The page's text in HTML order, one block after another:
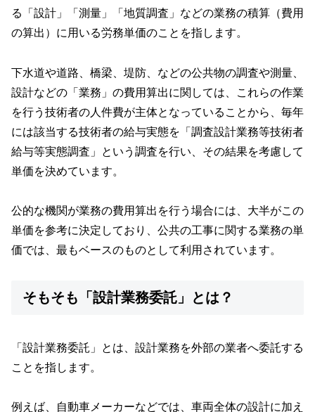
る「設計」「測量」「地質調査」などの業務の積算（費用
の算出）に用いる労務単価のことを指します。
下水道や道路、橋梁、堤防、などの公共物の調査や測量、
設計などの「業務」の費用算出に関しては、これらの作業
を行う技術者の人件費が主体となっていることから、毎年
には該当する技術者の給与実態を「調査設計業務等技術者
給与等実態調査」という調査を行い、その結果を考慮して
単価を決めています。
公的な機関が業務の費用算出を行う場合には、大半がこの
単価を参考に決定しており、公共の工事に関する業務の単
価では、最もベースのものとして利用されています。
そもそも「設計業務委託」とは？
「設計業務委託」とは、設計業務を外部の業者へ委託する
ことを指します。
例えば、自動車メーカーなどでは、車両全体の設計に加え